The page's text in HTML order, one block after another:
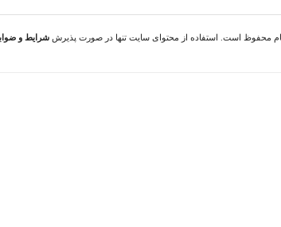
محفوظ است. استفاده از محتوای سایت تنها در صورت پذیرش شرایط و